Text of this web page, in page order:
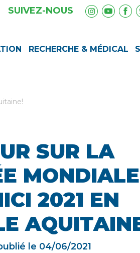
SUIVEZ-NOUS
RECHERCHE & MÉDICAL
SUR LA
MONDIALE
2021 EN
le 04/06/2021